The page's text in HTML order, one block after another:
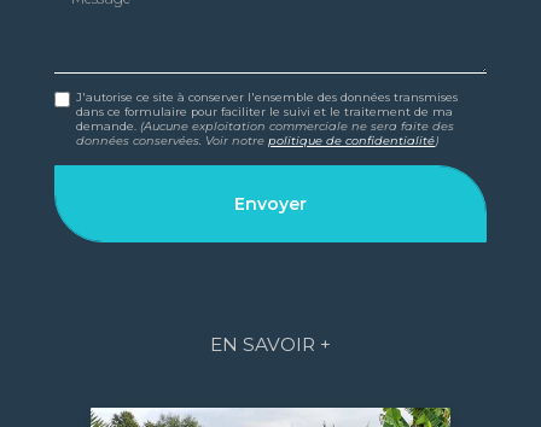
J'autorise ce site à conserver l'ensemble des données transmises
dans ce formulaire pour faciliter le suivi et le traitement de ma
demande. (Aucune exploitation commerciale ne sera faite des
données conservées. Voir notrepolitique de confidentialité)
EN SAVOIR +